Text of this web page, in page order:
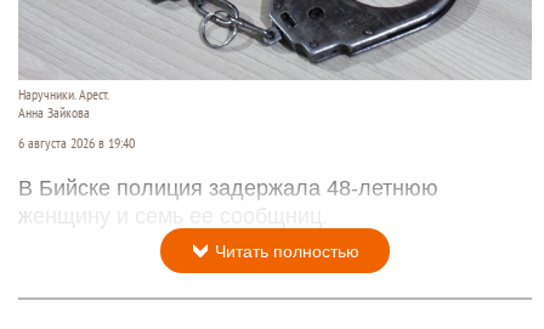
Наручники. Арест.
Анна Зайкова
6 августа 2026 в 19:40
В Бийске полиция задержала 48-летнюю
женщину и семь ее сообщниц.
Читать полностью